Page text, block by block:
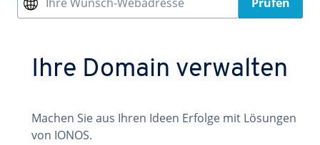
Ihre Domain verwalten
Machen Sie aus Ihren Ideen Erfolge mit Lösungen
von IONOS.